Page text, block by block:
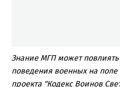
Знание МГП может
поведения военных на
проекта "Кодекс Воинов